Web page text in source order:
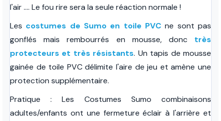
l'air .... Le fou rire sera la seule réaction normale !
Les costumes de Sumo en toile PVC ne sont pas
gonflés mais rembourrés en mousse, donc très
protecteurs et très résistants. Un tapis de mousse
gainée de toile PVC délimite l'aire de jeu et amène une
protection supplémentaire.
Pratique : Les Costumes Sumo combinaisons
adultes/enfants ont une fermeture éclair à l'arrière et